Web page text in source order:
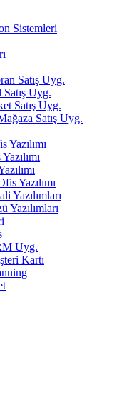
Sistemleri
Satış Uyg.
Uyg.
Satış Uyg.
Satış Uyg.
Yazılımı
Yazılımı
Yazılımları
Yazılımları
Uyg.
Kartı